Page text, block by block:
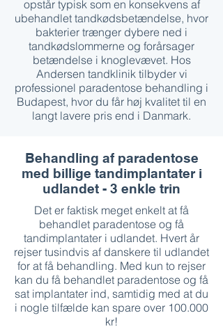
opstår typisk som en konsekvens af
ubehandlet tandkødsbetændelse, hvor
bakterier trænger dybere ned i
tandkødslommerne og forårsager
betændelse i knoglevævet. Hos
Andersen tandklinik tilbyder vi
professionel paradentose behandling i
Budapest, hvor du får høj kvalitet til en
langt lavere pris end i Danmark.
Behandling af paradentose
med billige tandimplantater i
udlandet - 3 enkle trin
Det er faktisk meget enkelt at få
behandlet paradentose og få
tandimplantater i udlandet. Hvert år
rejser tusindvis af danskere til udlandet
for at få behandling. Med kun to rejser
kan du få behandlet paradentose og få
sat implantater ind, samtidig med at du
i nogle tilfælde kan spare over 100.000
kr!